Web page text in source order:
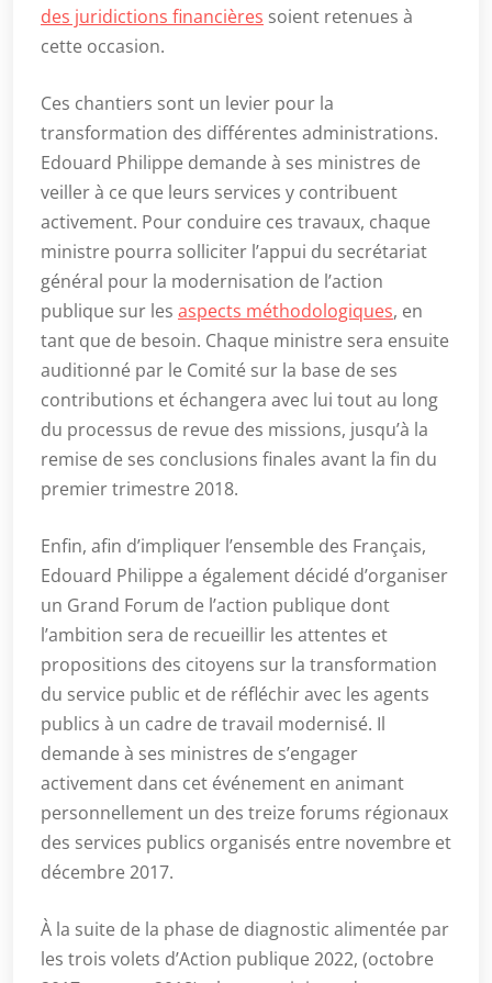
des juridictions financières soient retenues à
cette occasion.
Ces chantiers sont un levier pour la
transformation des différentes administrations.
Edouard Philippe demande à ses ministres de
veiller à ce que leurs services y contribuent
activement. Pour conduire ces travaux, chaque
ministre pourra solliciter l’appui du secrétariat
général pour la modernisation de l’action
publique sur les aspects méthodologiques, en
tant que de besoin. Chaque ministre sera ensuite
auditionné par le Comité sur la base de ses
contributions et échangera avec lui tout au long
du processus de revue des missions, jusqu’à la
remise de ses conclusions finales avant la fin du
premier trimestre 2018.
Enfin, afin d’impliquer l’ensemble des Français,
Edouard Philippe a également décidé d’organiser
un Grand Forum de l’action publique dont
l’ambition sera de recueillir les attentes et
propositions des citoyens sur la transformation
du service public et de réfléchir avec les agents
publics à un cadre de travail modernisé. Il
demande à ses ministres de s’engager
activement dans cet événement en animant
personnellement un des treize forums régionaux
des services publics organisés entre novembre et
décembre 2017.
À la suite de la phase de diagnostic alimentée par
les trois volets d’Action publique 2022, (octobre